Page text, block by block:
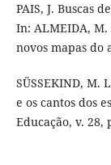
PAIS, J. Buscas
In: ALMEIDA, M.
novos mapas do
SÜSSEKIND, M.
e os cantos dos
Educação, v. 28,